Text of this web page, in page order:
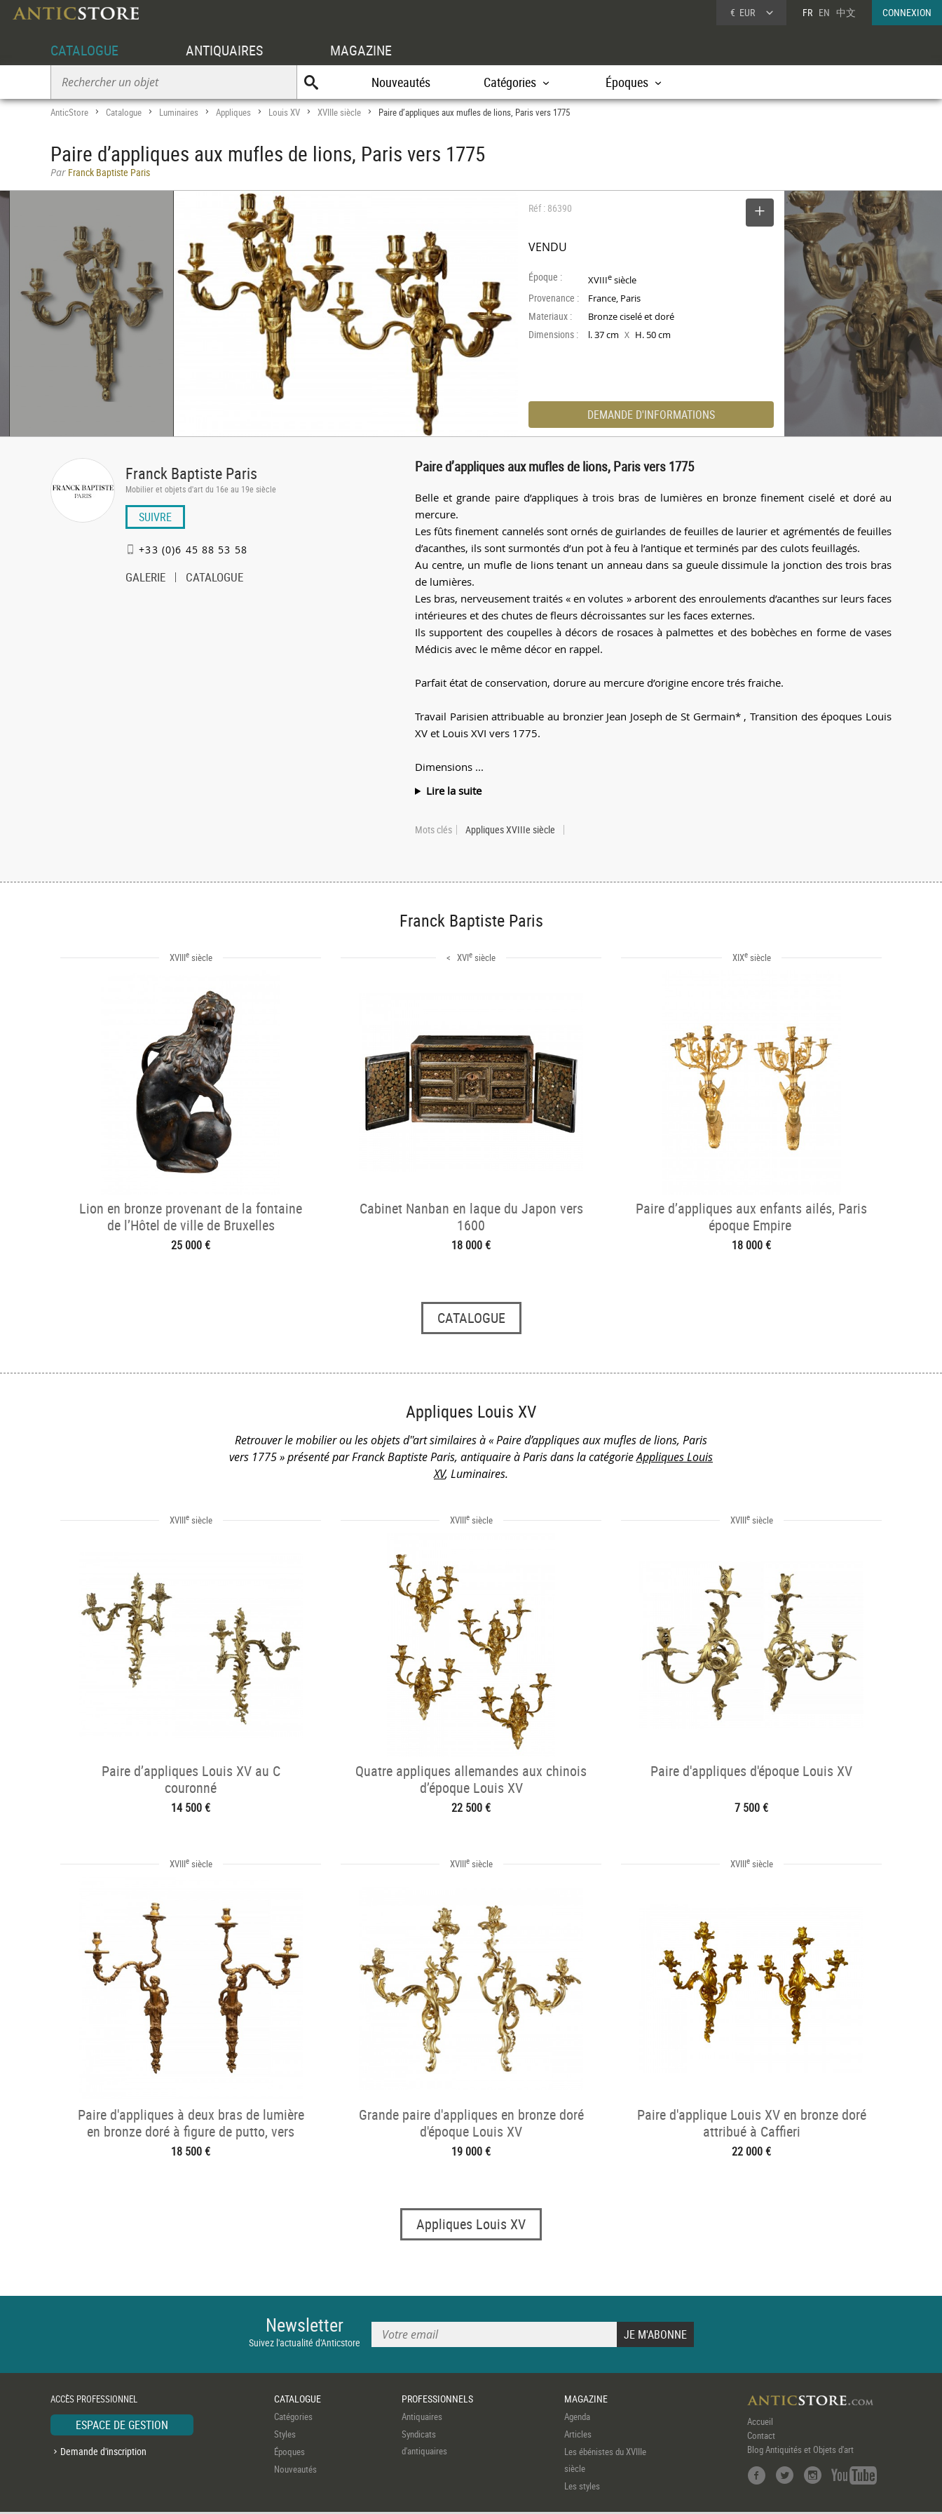
€ EUR FR EN 中文 CONNEXION
CATALOGUE ANTIQUAIRES MAGAZINE
Nouveautés Catégories Époques
AnticStore > Catalogue > Luminaires > Appliques > Louis XV > XVIIIe siècle > Paire d’appliques aux mufles de lions, Paris vers 1775
Paire d’appliques aux mufles de lions, Paris vers 1775
Par Franck Baptiste Paris
Réf : 86390
VENDU
Époque : XVIIIe siècle
Provenance : France, Paris
Materiaux : Bronze ciselé et doré
Dimensions : l. 37 cm X H. 50 cm
DEMANDE D'INFORMATIONS
Franck Baptiste Paris
Mobilier et objets d'art du 16e au 19e siècle
SUIVRE
+33 (0)6 45 88 53 58
GALERIE CATALOGUE
Paire d’appliques aux mufles de lions, Paris vers 1775
Belle et grande paire d’appliques à trois bras de lumières en bronze finement ciselé et doré au
mercure.
Les fûts finement cannelés sont ornés de guirlandes de feuilles de laurier et agrémentés de feuilles
d’acanthes, ils sont surmontés d’un pot à feu à l’antique et terminés par des culots feuillagés.
Au centre, un mufle de lions tenant un anneau dans sa gueule dissimule la jonction des trois bras
de lumières.
Les bras, nerveusement traités « en volutes » arborent des enroulements d’acanthes sur leurs faces
intérieures et des chutes de fleurs décroissantes sur les faces externes.
Ils supportent des coupelles à décors de rosaces à palmettes et des bobèches en forme de vases
Médicis avec le même décor en rappel.
Parfait état de conservation, dorure au mercure d’origine encore trés fraiche.
Travail Parisien attribuable au bronzier Jean Joseph de St Germain* , Transition des époques Louis
XV et Louis XVI vers 1775.
Dimensions ...
Lire la suite
Mots clés Appliques XVIIIe siècle
Franck Baptiste Paris
XVIIIesiècle
Lion en bronze provenant de la fontaine
de l’Hôtel de ville de Bruxelles
25 000 €
< XVIe siècle
Cabinet Nanban en laque du Japon vers
1600
18 000 €
XIXesiècle
Paire d’appliques aux enfants ailés, Paris
époque Empire
18 000 €
CATALOGUE
Appliques Louis XV
Retrouver le mobilier ou les objets d''art similaires à « Paire d’appliques aux mufles de lions, Paris
vers 1775 » présenté par Franck Baptiste Paris, antiquaire à Paris dans la catégorieAppliques Louis
XV, Luminaires.
XVIIIesiècle
Paire d’appliques Louis XV au C
couronné
14 500 €
XVIIIesiècle
Quatre appliques allemandes aux chinois
d’époque Louis XV
22 500 €
XVIIIesiècle
Paire d'appliques d'époque Louis XV
7 500 €
XVIIIesiècle
Paire d'appliques à deux bras de lumière
en bronze doré à figure de putto, vers
1745
18 500 €
XVIIIesiècle
Grande paire d'appliques en bronze doré
d'époque Louis XV
19 000 €
XVIIIesiècle
Paire d'applique Louis XV en bronze doré
attribué à Caffieri
22 000 €
Appliques Louis XV
Newsletter
Suivez l'actualité d'Anticstore
ACCÈS PROFESSIONNEL
ESPACE DE GESTION
Demande d'inscription
CATALOGUE
Catégories
Styles
Époques
Nouveautés
PROFESSIONNELS
Antiquaires
Syndicats
d'antiquaires
MAGAZINE
Agenda
Articles
Les ébénistes du XVIIIe
siècle
Les styles
Accueil
Contact
Blog Antiquités et Objets d'art